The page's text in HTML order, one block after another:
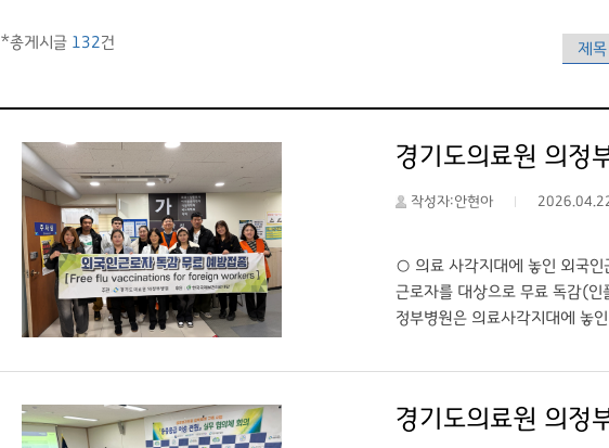
*총게시글 132건
경기도의료원 의정
작성자:안현아
○ 의료 사각지대에 놓인 외국인
근로자를 대상으로 무료 독감(
정부병원은 의료사각지대에 놓
통역으로 참여한 자원봉사자는
부병원은 공공병원으로서 외국
경기도의료원 의